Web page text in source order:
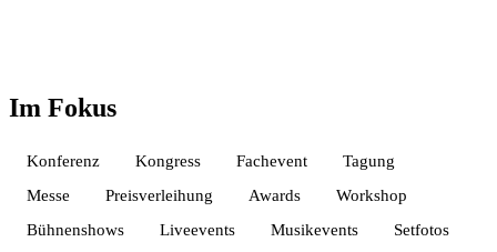
Im Fokus
Konferenz Kongress Fachevent
Tagung
Messe
Preisverleihung Awards
Workshop
Bühnenshows
Liveevents Musikevents
Setfotos